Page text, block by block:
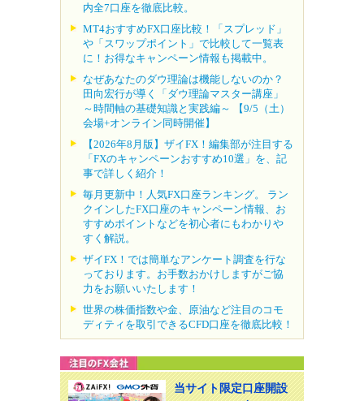
内全7口座を徹底比較。
MT4おすすめFX口座比較！「スプレッド」
や「スワップポイント」で比較して一覧表
に！お得なキャンペーン情報も掲載中。
なぜあなたのダウ理論は機能しないのか？
田向宏行が導く「ダウ理論マスター講座」
～時間軸の基礎知識と実践編～ 【9/5（土）
会場+オンライン同時開催】
【2026年8月版】ザイFX！編集部が注目する
「FXのキャンペーンおすすめ10選」を、記
事で詳しく紹介！
毎月更新中！人気FX口座ランキング。 ラン
クインしたFX口座のキャンペーン情報、お
すすめポイントなどを初心者にもわかりや
すく解説。
ザイFX！では簡単なアンケート調査を行な
っております。お手数おかけしますがご協
力をお願いいたします！
世界の株価指数や金、原油など注目のコモ
ディティを取引できるCFD口座を徹底比較！
当サイト限定口座開設